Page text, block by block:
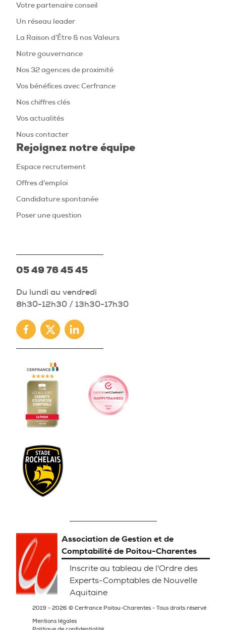
Votre partenaire conseil
Un réseau leader
La Raison d’Être & nos Valeurs
Notre gouvernance
Nos 32 agences de proximité
Vos bénéfices avec Cerfrance
Nos chiffres clés
Vos actualités
Nous contacter
Rejoignez notre équipe
Espace recrutement
Offres d'emploi
Candidature spontanée
Poser une question
05 49 76 45 45
Du lundi au vendredi
8h30-12h30 / 13h30-17h30
Facebook
TwitterLinkedin
Association de Gestion et de
Comptabilité de Poitou-Charentes
Inscrite au tableau de l'Ordre des
Experts-Comptables de Nouvelle
Aquitaine
2019 - 2026 © Cerfrance Poitou-Charentes - Tous droits réservé
Mentions légales